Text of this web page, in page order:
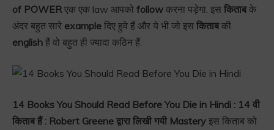
of POWER एक एक law आपको follow करना पड़ेगा. इस किताबके
अंदर बहुत सारे example दिए हुवे हैं और ये भी जो इस किताबकी
english हैं वो बहुत ही ज्यादा कठिन हैं.
14 Books You Should Read Before You Die in Hindi : 14 वी
किताब हैं : Robert Greene द्वारा लिखी गयी Mastery इस किताब को